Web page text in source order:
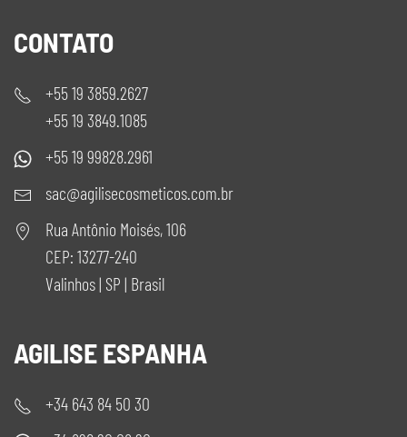
CONTATO
+55 19 3859.2627
+55 19 3849.1085
+55 19 99828.2961
sac@agilisecosmeticos.com.br
Rua Antônio Moisés, 106
CEP: 13277-240
Valinhos | SP | Brasil
AGILISE ESPANHA
+34 643 84 50 30